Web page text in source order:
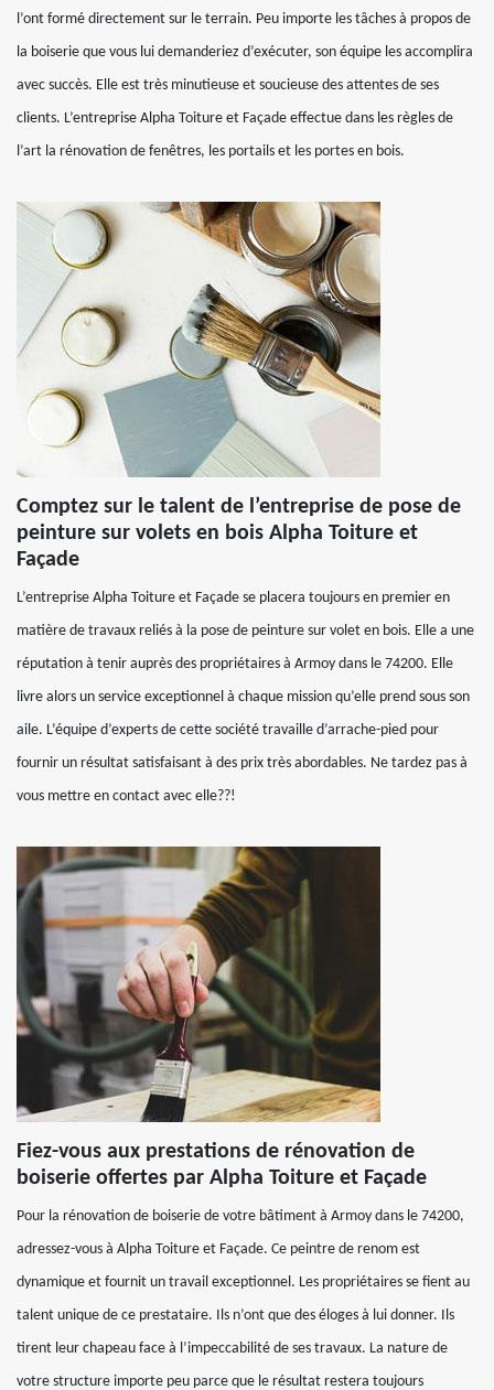
l’ont formé directement sur le terrain. Peu importe les tâches à propos de
la boiserie que vous lui demanderiez d’exécuter, son équipe les accomplira
avec succès. Elle est très minutieuse et soucieuse des attentes de ses
clients. L’entreprise Alpha Toiture et Façade effectue dans les règles de
l’art la rénovation de fenêtres, les portails et les portes en bois.
Comptez sur le talent de l’entreprise de pose de
peinture sur volets en bois Alpha Toiture et
Façade
L’entreprise Alpha Toiture et Façade se placera toujours en premier en
matière de travaux reliés à la pose de peinture sur volet en bois. Elle a une
réputation à tenir auprès des propriétaires à Armoy dans le 74200. Elle
livre alors un service exceptionnel à chaque mission qu’elle prend sous son
aile. L’équipe d’experts de cette société travaille d’arrache-pied pour
fournir un résultat satisfaisant à des prix très abordables. Ne tardez pas à
vous mettre en contact avec elle??!
Fiez-vous aux prestations de rénovation de
boiserie offertes par Alpha Toiture et Façade
Pour la rénovation de boiserie de votre bâtiment à Armoy dans le 74200,
adressez-vous à Alpha Toiture et Façade. Ce peintre de renom est
dynamique et fournit un travail exceptionnel. Les propriétaires se fient au
talent unique de ce prestataire. Ils n’ont que des éloges à lui donner. Ils
tirent leur chapeau face à l’impeccabilité de ses travaux. La nature de
votre structure importe peu parce que le résultat restera toujours